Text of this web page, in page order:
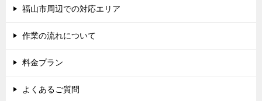
福山市周辺での対応エリア
作業の流れについて
料金プラン
よくあるご質問